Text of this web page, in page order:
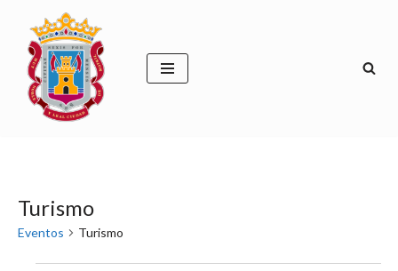
Saltar
contenido
Turismo
Eventos Turismo